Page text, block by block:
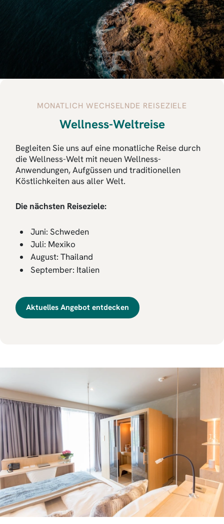
Wellness-Weltreise
MONATLICH WECHSELNDE REISEZIELE
Begleiten Sie uns auf eine monatliche Reise durch
die Wellness-Welt mit neuen Wellness-
Anwendungen, Aufgüssen und traditionellen
Köstlichkeiten aus aller Welt.
Die nächsten Reiseziele:
Juni: Schweden
Juli: Mexiko
August: Thailand
September: Italien
Aktuelles Angebot entdecken